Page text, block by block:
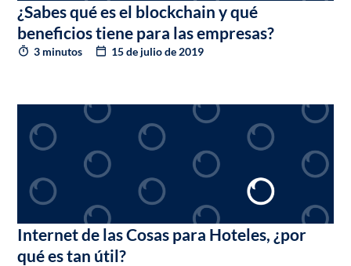
¿Sabes qué es el blockchain y qué
beneficios tiene para las empresas?
3 minutos 15 de julio de 2019
Internet de las Cosas para Hoteles, ¿por
qué es tan útil?